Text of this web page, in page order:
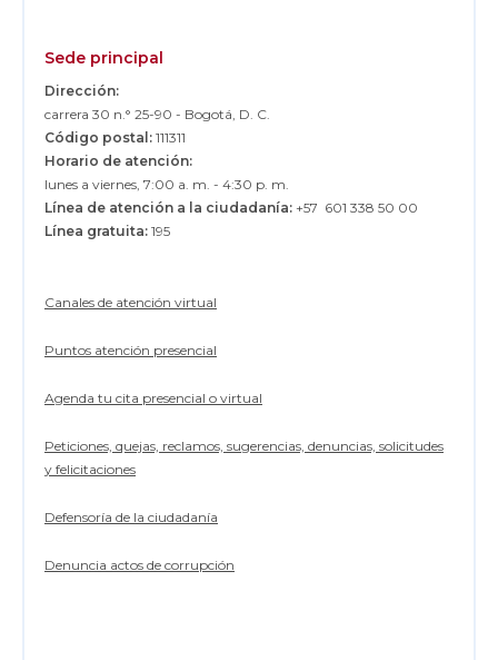
Sede principal
Dirección:
carrera 30 n.° 25-90 - Bogotá, D. C.
Código postal: 111311
Horario de atención:
lunes a viernes, 7:00 a. m. - 4:30 p. m.
Línea de atención a la ciudadanía: +57 601 338 50 00
Línea gratuita: 195
Canales de atención virtual
Puntos atención presencial
Agenda tu cita presencial o virtual
Peticiones, quejas, reclamos, sugerencias, denuncias, solicitudes
y felicitaciones
Defensoría de la ciudadanía
Denuncia actos de corrupción